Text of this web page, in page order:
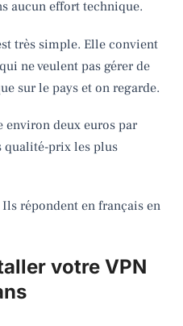
aucun effort technique.
très simple. Elle convient
ne veulent pas gérer de
sur le pays et on regarde.
environ deux euros par
qualité-prix les plus
répondent en français en
votre VPN